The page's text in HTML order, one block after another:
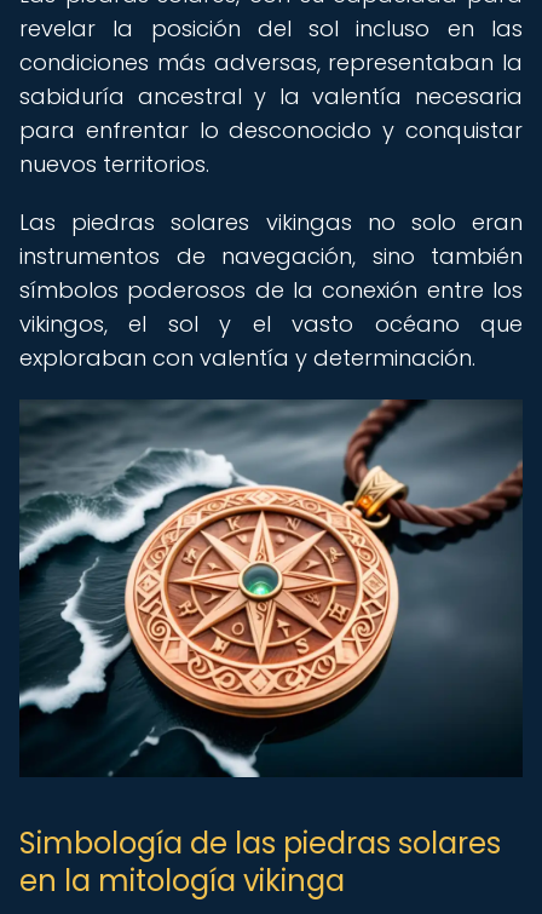
revelar la posición del sol incluso en las
condiciones más adversas, representaban la
sabiduría ancestral y la valentía necesaria
para enfrentar lo desconocido y conquistar
nuevos territorios.
Las piedras solares vikingas no solo eran
instrumentos de navegación, sino también
símbolos poderosos de la conexión entre los
vikingos, el sol y el vasto océano que
exploraban con valentía y determinación.
Simbología de las piedras solares
en la mitología vikinga